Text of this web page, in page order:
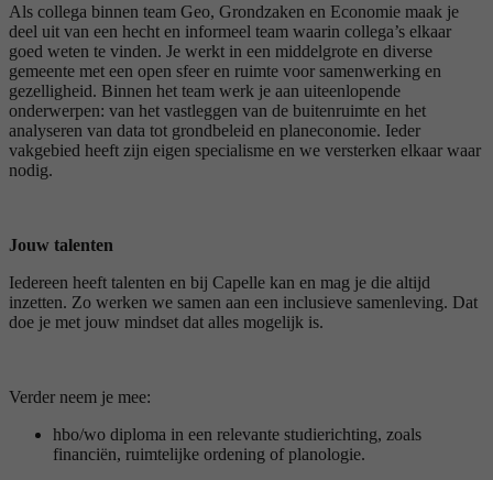
Als collega binnen team Geo, Grondzaken en Economie maak je
deel uit van een hecht en informeel team waarin collega’s elkaar
goed weten te vinden. Je werkt in een middelgrote en diverse
gemeente met een open sfeer en ruimte voor samenwerking en
gezelligheid. Binnen het team werk je aan uiteenlopende
onderwerpen: van het vastleggen van de buitenruimte en het
analyseren van data tot grondbeleid en planeconomie. Ieder
vakgebied heeft zijn eigen specialisme en we versterken elkaar waar
nodig.
Jouw talenten
Iedereen heeft talenten en bij Capelle kan en mag je die altijd
inzetten. Zo werken we samen aan een inclusieve samenleving. Dat
doe je met jouw mindset dat alles mogelijk is.
Verder neem je mee:
hbo/wo diploma in een relevante studierichting, zoals
financiën, ruimtelijke ordening of planologie.